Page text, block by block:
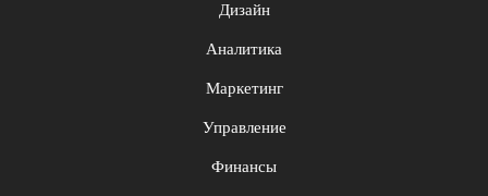
Дизайн
Аналитика
Маркетинг
Управление
Финансы